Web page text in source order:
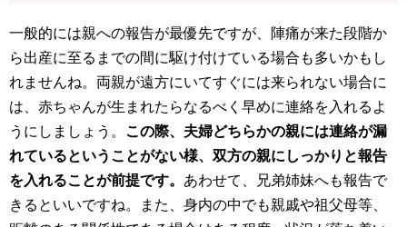
一般的には親への報告が最優先ですが、陣痛が来た段階か
ら出産に至るまでの間に駆け付けている場合も多いかもし
れませんね。両親が遠方にいてすぐには来られない場合に
は、赤ちゃんが生まれたらなるべく早めに連絡を入れるよ
うにしましょう。 この際、夫婦どちらかの親には連絡が漏
れているということがない様、双方の親にしっかりと報告
を入れることが前提です。 あわせて、兄弟姉妹へも報告で
きるといいですね。また、身内の中でも親戚や祖父母等、